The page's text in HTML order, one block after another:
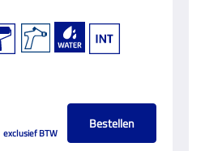
exclusief BTW
Bestellen